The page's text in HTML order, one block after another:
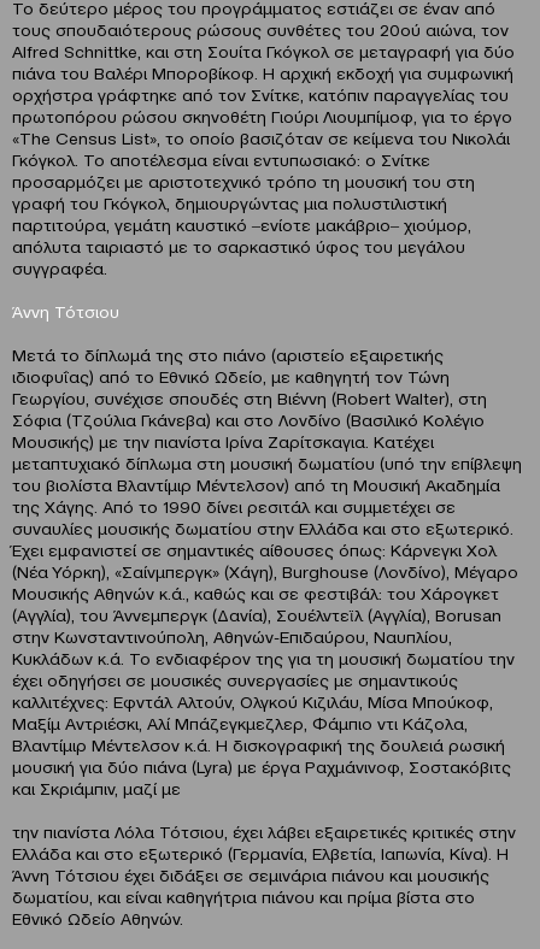
Το δεύτερο μέρος του προγράμματος εστιάζει σε έναν από
τους σπουδαιότερους ρώσους συνθέτες του 20ού αιώνα, τον
Alfred Schnittke, και στη Σουίτα Γκόγκολ σε μεταγραφή για δύο
πιάνα του Βαλέρι Μποροβίκοφ. Η αρχική εκδοχή για συμφωνική
ορχήστρα γράφτηκε από τον Σνίτκε, κατόπιν παραγγελίας του
πρωτοπόρου ρώσου σκηνοθέτη Γιούρι Λιουμπίμοφ, για το έργο
«The Census List», το οποίο βασιζόταν σε κείμενα του Νικολάι
Γκόγκολ. Το αποτέλεσμα είναι εντυπωσιακό: ο Σνίτκε
προσαρμόζει με αριστοτεχνικό τρόπο τη μουσική του στη
γραφή του Γκόγκολ, δημιουργώντας μια πολυστιλιστική
παρτιτούρα, γεμάτη καυστικό ‒ενίοτε μακάβριο‒ χιούμορ,
απόλυτα ταιριαστό με το σαρκαστικό ύφος του μεγάλου
συγγραφέα.
Άννη Τότσιου
Μετά το δίπλωμά της στο πιάνο (αριστείο εξαιρετικής
ιδιοφυΐας) από το Εθνικό Ωδείο, με καθηγητή τον Τώνη
Γεωργίου, συνέχισε σπουδές στη Βιέννη (Robert Walter), στη
Σόφια (Τζούλια Γκάνεβα) και στο Λονδίνο (Βασιλικό Κολέγιο
Μουσικής) με την πιανίστα Ιρίνα Ζαρίτσκαγια. Κατέχει
μεταπτυχιακό δίπλωμα στη μουσική δωματίου (υπό την επίβλεψη
του βιολίστα Βλαντίμιρ Μέντελσον) από τη Μουσική Ακαδημία
της Χάγης. Από το 1990 δίνει ρεσιτάλ και συμμετέχει σε
συναυλίες μουσικής δωματίου στην Ελλάδα και στο εξωτερικό.
Έχει εμφανιστεί σε σημαντικές αίθουσες όπως: Κάρνεγκι Χολ
(Νέα Υόρκη), «Σαίνμπεργκ» (Χάγη), Burghouse (Λονδίνο), Μέγαρο
Μουσικής Αθηνών κ.ά., καθώς και σε φεστιβάλ: του Χάρογκετ
(Αγγλία), του Άννεμπεργκ (Δανία), Σουέλντεϊλ (Αγγλία), Borusan
στην Κωνσταντινούπολη, Αθηνών-Επιδαύρου, Ναυπλίου,
Κυκλάδων κ.ά. Το ενδιαφέρον της για τη μουσική δωματίου την
έχει οδηγήσει σε μουσικές συνεργασίες με σημαντικούς
καλλιτέχνες: Εφντάλ Αλτούν, Ολγκού Κιζιλάυ, Μίσα Μπούκοφ,
Μαξίμ Αντριέσκι, Αλί Μπάζεγκμεζλερ, Φάμπιο ντι Κάζολα,
Βλαντίμιρ Μέντελσον κ.ά. Η δισκογραφική της δουλειά ρωσική
μουσική για δύο πιάνα (Lyra) με έργα Ραχμάνινοφ, Σοστακόβιτς
και Σκριάμπιν, μαζί με
την πιανίστα Λόλα Τότσιου, έχει λάβει εξαιρετικές κριτικές στην
Ελλάδα και στο εξωτερικό (Γερμανία, Ελβετία, Ιαπωνία, Κίνα). Η
Άννη Τότσιου έχει διδάξει σε σεμινάρια πιάνου και μουσικής
δωματίου, και είναι καθηγήτρια πιάνου και πρίμα βίστα στο
Εθνικό Ωδείο Αθηνών.